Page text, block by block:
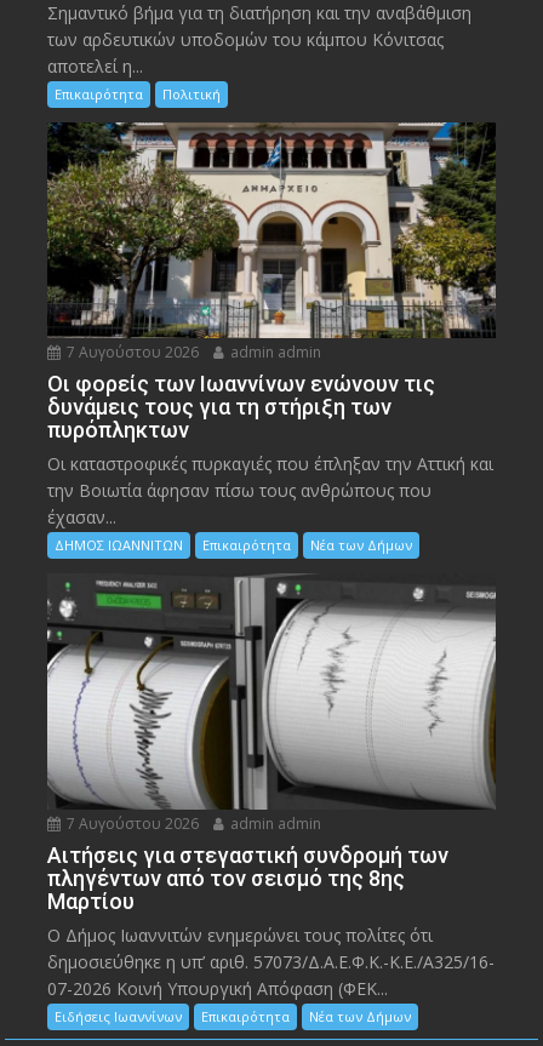
Σημαντικό βήμα για τη διατήρηση και την αναβάθμιση
των αρδευτικών υποδομών του κάμπου Κόνιτσας
αποτελεί η...
Επικαιρότητα Πολιτική
7 Αυγούστου 2026 admin admin
Οι φορείς των Ιωαννίνων ενώνουν τις
δυνάμεις τους για τη στήριξη των
πυρόπληκτων
Οι καταστροφικές πυρκαγιές που έπληξαν την Αττική και
την Bοιωτία άφησαν πίσω τους ανθρώπους που
έχασαν...
ΔΗΜΟΣ ΙΩΑΝΝΙΤΩΝ Επικαιρότητα Νέα των Δήμων
7 Αυγούστου 2026 admin admin
Αιτήσεις για στεγαστική συνδρομή των
πληγέντων από τον σεισμό της 8ης
Μαρτίου
Ο Δήμος Ιωαννιτών ενημερώνει τους πολίτες ότι
δημοσιεύθηκε η υπ’ αριθ. 57073/Δ.Α.Ε.Φ.Κ.-Κ.Ε./Α325/16-
07-2026 Κοινή Υπουργική Απόφαση (ΦΕΚ...
Ειδήσεις Ιωαννίνων Επικαιρότητα Νέα των Δήμων